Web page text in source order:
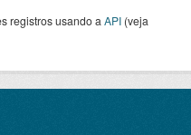
registros usando a API (veja